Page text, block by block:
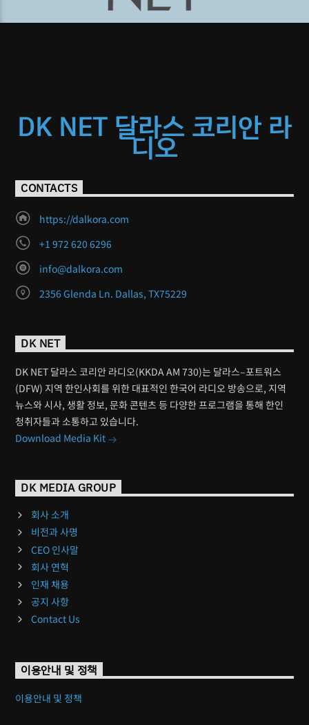
DK NET 달라스 코리안 라
디오
CONTACTS
https://dalkora.com
+1 972 620 6296
info@dalkora.com
2356 Glenda Ln. Dallas, TX75229
DK NET
DK NET 달라스 코리안 라디오(KKDA AM 730)는 달라스–포트워스
(DFW) 지역 한인사회를 위한 대표적인 한국어 라디오 방송으로, 지역
뉴스와 시사, 생활 정보, 문화 콘텐츠 등 다양한 프로그램을 통해 한인
청취자들과 소통하고 있습니다.
Download Media Kit
DK MEDIA GROUP
회사 소개
비전과 사명
CEO 인사말
회사 연혁
인재 채용
공지 사항
Contact Us
이용안내 및 정책
이용안내 및 정책